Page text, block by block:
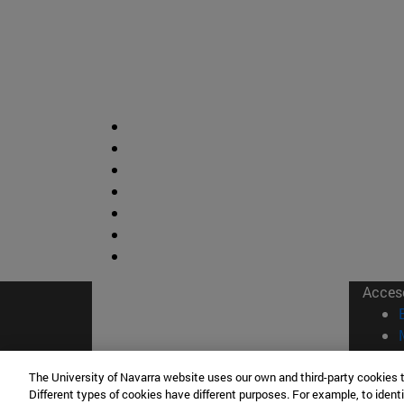
The University of Navarra website uses our own and third-party
Different types of cookies have different purposes. For example, to